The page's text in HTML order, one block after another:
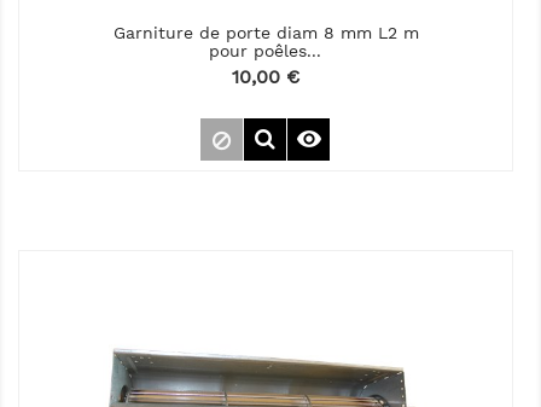
Garniture de porte diam 8 mm L2 m
pour poêles...
Prix
10,00 €
